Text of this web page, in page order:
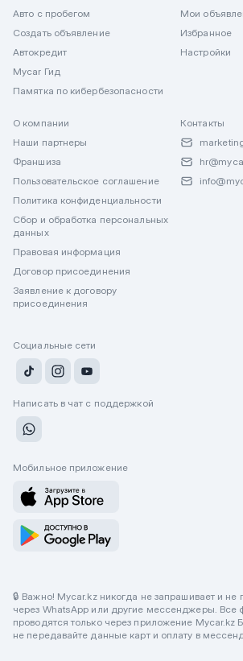
Авто с пробегом
Создать объявление
Автокредит
Mycar Гид
Памятка по кибербезопасности
Мои
Избранное
Настройки
О компании
Наши партнеры
Франшиза
Пользовательское соглашение
Политика конфиденциальности
Сбор и обработка персональных
данных
Правовая информация
Договор присоединения
Заявление к договору
присоединения
Контакты
Социальные сети
Написать в чат с поддержкой
Мобильное приложение
🔒 Важно! Mycar.kz никогда не запрашивает и не
через WhatsApp или другие мессенджеры. Все
проводятся только через приложение Mycar.kz
не передавайте данные карт и оплату в